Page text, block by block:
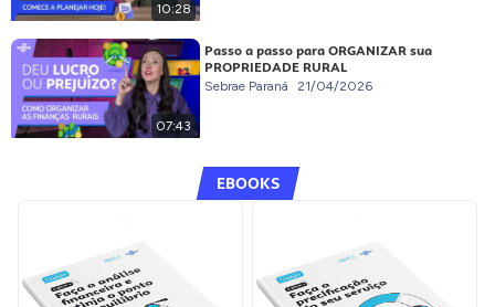
10:28
07:43
Passo a passo para ORGANIZAR sua
PROPRIEDADE RURAL
Sebrae Paraná 21/04/2026
EBOOKS